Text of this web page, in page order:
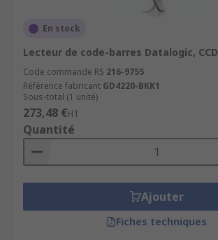
En stock
Lecteur de code-barres Datalogic, CCD
Code commande RS 216-9755
Référence fabricant GD4220-BKK1
Sous-total (1 unité)
273,48 €HT
Quantité
Ajouter
Fiches techniques